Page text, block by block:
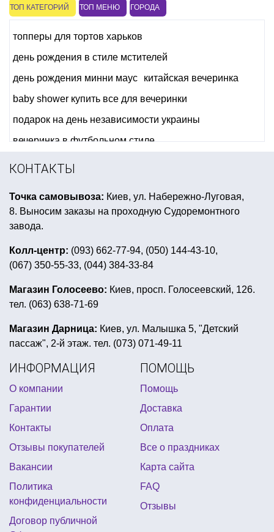
ТОП КАТЕГОРИЙ ТОП МЕНЮ ГОРОДА
топперы для тортов харьков
день рождения в стиле мстителей
день рождения минни маус
китайская вечеринка
baby shower купить все для вечеринки
подарок на день независимости украины
вечеринка в футбольном стиле
блогерская вечеринка
купить костюм супергероя детский
купить шляпы сомбреро
воздушные шары день независимости
аксессуары к дню святого патрика купить киев
конфеты для хэллоуина
статуэтка оскар купить одесса
морская вечеринка оформление
день рождение в стиле воздушный шар
купить флажок украины
купить воздушные шары сердце
карнавальный костюм на девочку
пиратский детский день рождения
прикольные настенные часы купить киев
костюм на хэллоуин для детей киев
КОНТАКТЫ
Точка самовывоза: Киев, ул. Набережно-Луговая,
8. Выносим заказы на проходную Судоремонтного
завода.
Колл-центр: (093) 662-77-94, (050) 144-43-10,
(067) 350-55-33, (044) 384-33-84
Магазин Голосеево: Киев, просп. Голосеевский, 126.
тел. (063) 638-71-69
Магазин Дарница: Киев, ул. Малышка 5, "Детский
пассаж", 2-й этаж. тел. (073) 071-49-11
ИНФОРМАЦИЯ
О компании
Гарантии
Контакты
Отзывы покупателей
Вакансии
Политика
конфиденциальности
Договор публичной
ПОМОЩЬ
Помощь
Доставка
Оплата
Все о праздниках
Карта сайта
FAQ
Отзывы